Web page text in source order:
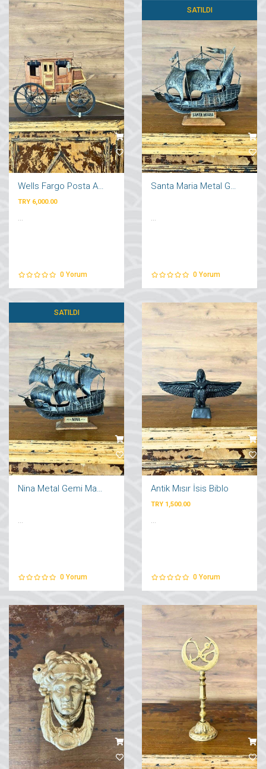
Wells Fargo Posta Arabası
TRY 6,000.00
...
0 Yorum
SATILDI
Santa Maria Metal Gemi Maketi
...
0 Yorum
SATILDI
Nina Metal Gemi Maketi
0 Yorum
Antik Mısır İsis Biblo
TRY 1,500.00
0 Yorum